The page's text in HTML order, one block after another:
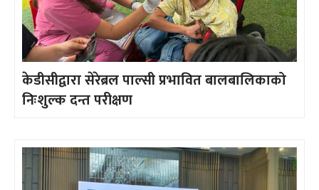
केडीसीद्वारा सेरेब्रल पाल्सी प्रभावित बालबालिकाको
निःशुल्क दन्त परीक्षण